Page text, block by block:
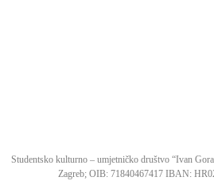
Studentsko kulturno – umjetničko društvo “Ivan
Zagreb; OIB: 71840467417 IBAN: